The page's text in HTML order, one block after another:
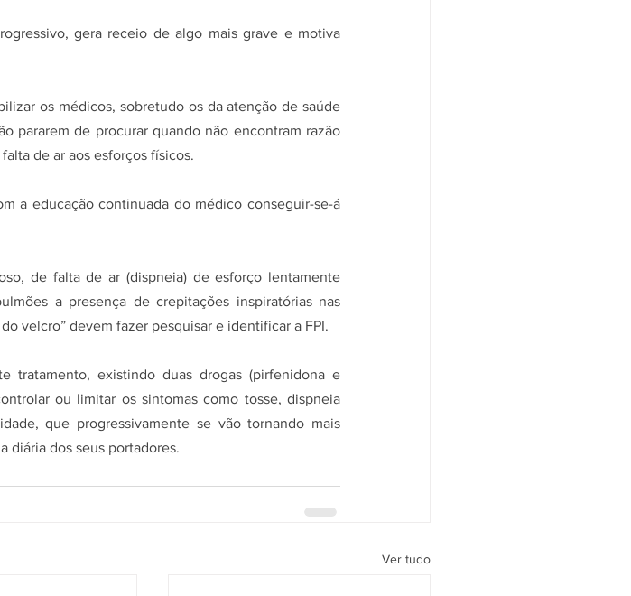
os médicos, sobretudo os da atenção de saúde
pararem de procurar quando não encontram razão
de ar aos esforços físicos.
a educação continuada do médico conseguir-se-á
de falta de ar (dispneia) de esforço lentamente
a presença de crepitações inspiratórias nas
velcro” devem fazer pesquisar e identificar a FPI.
tratamento, existindo duas drogas (pirfenidona e
ou limitar os sintomas como tosse, dispneia
que progressivamente se vão tornando mais
diária dos seus portadores.
Ver tudo